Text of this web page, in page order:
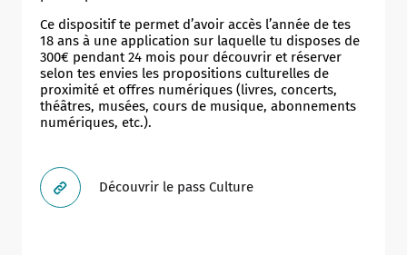
Ce dispositif te permet d’avoir accès l’année de tes
18 ans à une application sur laquelle tu disposes de
300€ pendant 24 mois pour découvrir et réserver
selon tes envies les propositions culturelles de
proximité et offres numériques (livres, concerts,
théâtres, musées, cours de musique, abonnements
numériques, etc.).
Découvrir le pass Culture